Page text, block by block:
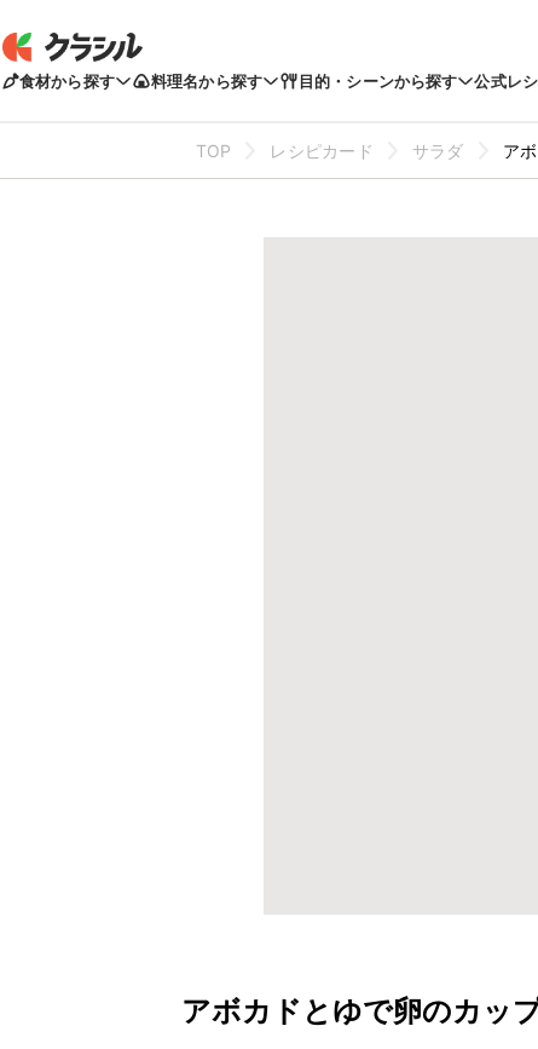
食材から探す 料理名から探す 目的・シーンから探す 公式レ
TOP レシピカード サラダ ア
アボカドとゆで卵のカッ